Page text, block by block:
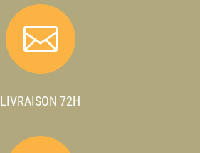

LIVRAISON 72H